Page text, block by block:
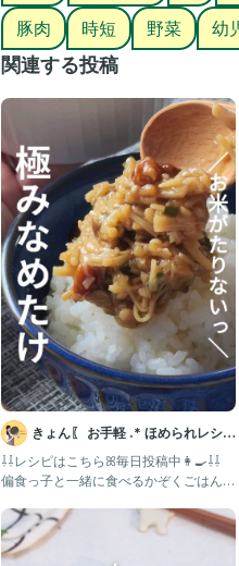
★NEW★
〜秋味あんかけ丼〜
材料))3〜4人分
・豚ロース肉 250g
・玉ねぎ 1/2個
・にんじん 1/2本
・まいたけ 1/2パック
・しめじ 1/3袋
・温かいご飯 人数分
・油 大さじ1
・小ネギ 適量
★砂糖 大さじ1/2〜1
★醤油 大さじ1
★ほんだし 小さじ1
★片栗粉 大さじ1
★水 200cc
作り方))
①玉ねぎを横半分にしてから薄切
け・しめじは食べやすい大きさに
豚ロース肉、食べやすい大きさに
②フライパンに油を入れて中火で
まで炒める。
豚肉
時短 野菜 幼
関連する投稿
きょん〖 お手軽 .* ほめられレシピ
〗
⇩⇩レシピはこちらꕤ毎日投稿中👩‍🍳⇩⇩⁡
偏食っ子と一緒に食べるかぞくごはん